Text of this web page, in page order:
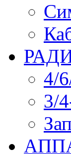
4/
3/